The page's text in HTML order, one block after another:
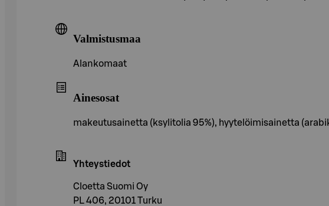
Valmistusmaa
Alankomaat
Ainesosat
makeutusainetta (ksylitolia 95%), hyytelöimisainetta
Yhteystiedot
Cloetta Suomi Oy
PL 406, 20101 Turku